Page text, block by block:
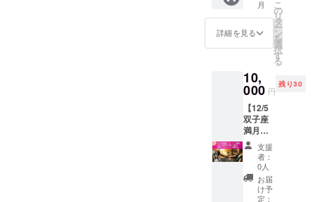
ましょ
う！
円、
同じ内
容にな
す。 ご
支援あ
りがと
うござ
いま
す！
心地よ
はずで
す セッ
りの癒
し手帳
（B6／
224ペー
ジ予
定） 12
星座ス
プレー
（1本・
30ml）
※ご希
おすす
セット
内容：
癒し手
帳（B6
／224
ページ
予定）1
冊 ・12
星座ス
プレー
（30ml
× 2本）
※お好
年の
テー
マ・特
いて、
どんな
創りた
いか、
星アロ
マの仲
間と一
緒にワ
クワク
しなが
では：
・2026
年のあ
み解く
【星読
み】 ・
手帳を
活かす
【使い
方のポ
イント
＆アド
バイ
ス】 ・
ワーク
ショッ
プ /手帳
付き ＼
祝！手
♡みん
なでお
祝いし
ましょ
う！／
星と香
りの癒
し手帳
がつい
に完成
── この
特別な
月
詳細を見る
こ
の
リ
タ
ー
ン
を
選
択
す
る
10,
000 円
残り30
【12/5
双子座
満月・
オンラ
イン開
催】手
帳付き
わたし
を解き
支援
者：
0人
お届
け予
定：